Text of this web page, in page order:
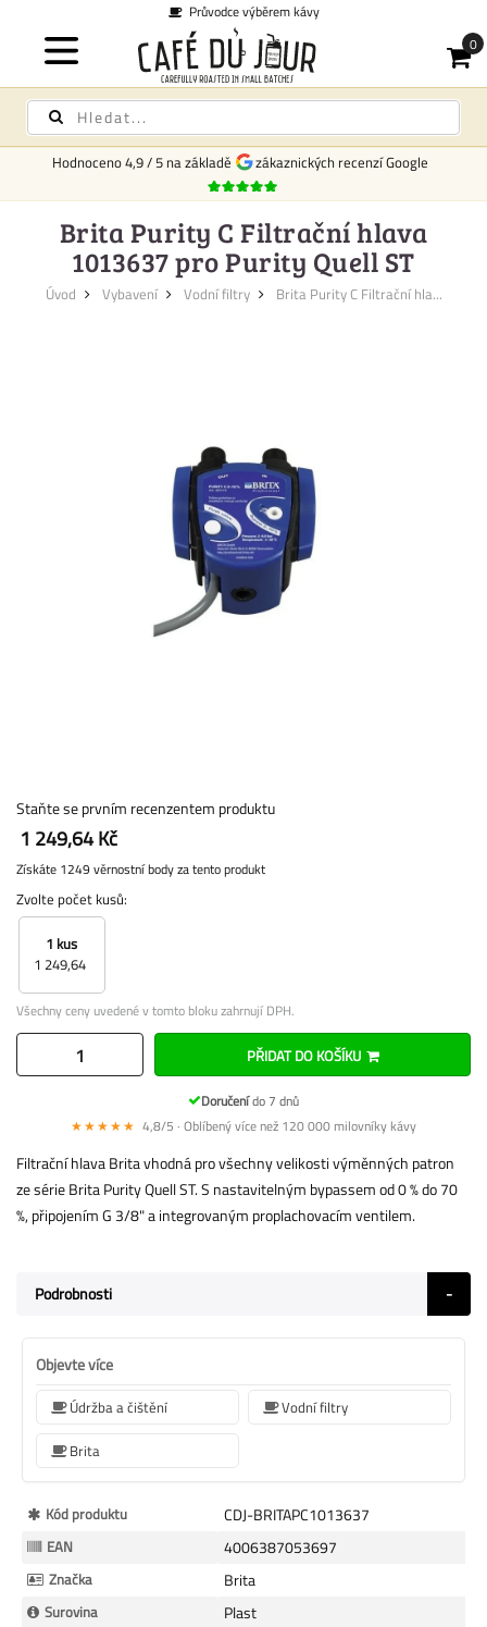
Průvodce výběrem kávy
Hodnoceno4,9/5 na základě zákaznických recenzí Google
Brita Purity C Filtrační hlava
1013637 pro Purity Quell ST
Úvod Vybavení Vodní filtry Brita Purity C Filtrační hla...
Staňte se prvním recenzentem produktu
1 249,64 Kč
Získáte 1249 věrnostní body za tento produkt
Zvolte počet kusů:
1 kus
1 249,64
Všechny ceny uvedené v tomto bloku zahrnují DPH.
PŘIDAT DO KOŠÍKU
Doručenído 7 dnů
★★★★★ 4,8/5 · Oblíbený více než 120 000 milovníky kávy
Filtrační hlava Brita vhodná pro všechny velikosti výměnných patron
ze série Brita Purity Quell ST. S nastavitelným bypassem od 0 % do 70
%, připojením G 3/8" a integrovaným proplachovacím ventilem.
Podrobnosti
Objevte více
Údržba a čištění
Vodní filtry
Brita
Více
informací
Kód produktu CDJ-BRITAPC1013637
EAN 4006387053697
Značka Brita
Surovina Plast